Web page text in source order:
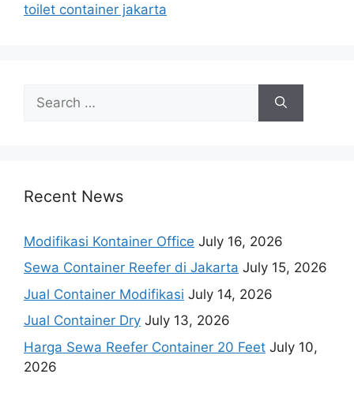
toilet container jakarta
for:
Recent News
Modifikasi Kontainer Office July 16, 2026
Sewa Container Reefer di Jakarta July 15, 2026
Jual Container Modifikasi July 14, 2026
Jual Container Dry July 13, 2026
Harga Sewa Reefer Container 20 Feet July 10,
2026